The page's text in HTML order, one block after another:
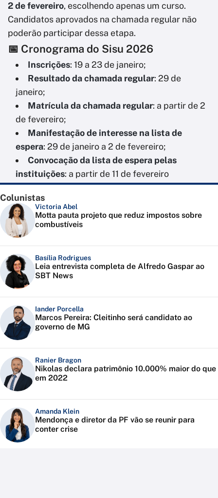
2 de fevereiro, escolhendo apenas um curso.
Candidatos aprovados na chamada regular não
poderão participar dessa etapa.
📅 Cronograma do Sisu 2026
Inscrições: 19 a 23 de janeiro;
Resultado da chamada regular: 29 de
janeiro;
Matrícula da chamada regular: a partir de 2
de fevereiro;
Manifestação de interesse na lista de
espera: 29 de janeiro a 2 de fevereiro;
Convocação da lista de espera pelas
instituições: a partir de 11 de fevereiro
Colunistas
Victoria Abel
Motta pauta projeto que reduz impostos sobre
combustíveis
Basília Rodrigues
Leia entrevista completa de Alfredo Gaspar ao
SBT News
Iander Porcella
Marcos Pereira: Cleitinho será candidato ao
governo de MG
Ranier Bragon
Nikolas declara patrimônio 10.000% maior do que
em 2022
Amanda Klein
Mendonça e diretor da PF vão se reunir para
conter crise